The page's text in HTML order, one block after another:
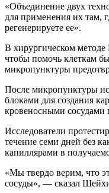
«Объединение двух
для применения их там,
регенерируете ее».
В хирургическом
чтобы помочь клеткам
микропунктуры
После микропунктуры
блоками для создания
кровеносными сосудами
Исследователи
течение семи дней без
капиллярами в
«Мы твердо верим, что
сосуды», — сказал